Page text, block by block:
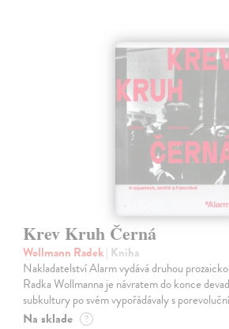
Krev Kruh Černá
Wollmann Radek| Kniha
Nakladatelství Alarm vydává druhou
Radka Wollmanna je návratem do konce
subkultury po svém vypořádávaly s
Na sklade ?